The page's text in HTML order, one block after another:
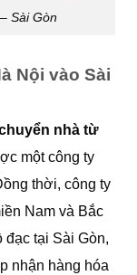
Sài Gòn
Nội vào Sài
nhà từ
một công ty
thời, công ty
Nam và Bắc
đạc tại Sài Gòn,
nhận hàng hóa